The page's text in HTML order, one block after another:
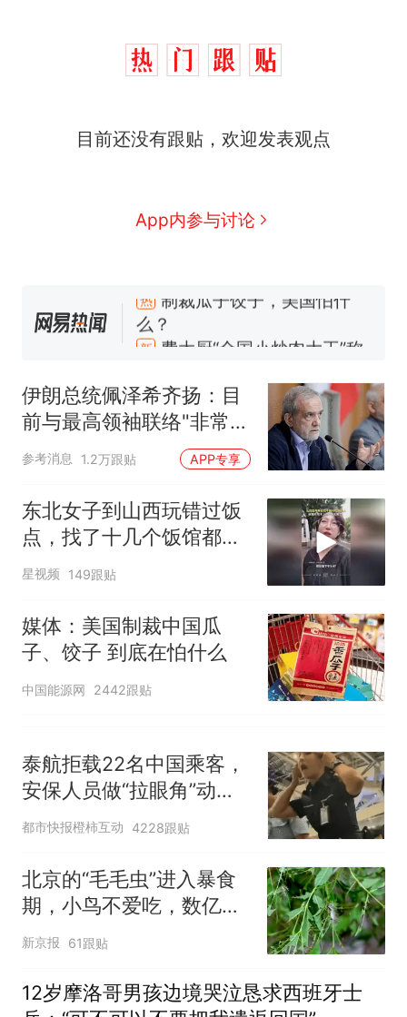
目前还没有跟贴，欢迎发表观点
App内参与讨论
新
费大厨“全国小炒肉大王”称
号，仅凭视频评出？中国烹饪
窝，原地守1天等它长大：挖了
140多朵
美国渔民钓获鲨鱼徒手将其拽
回大海 目击者直呼震惊 （视频
来源：参考消息）
笔试第一被第二名传话劝弃考
惊艳！字都飘起来了 博主在田
间创作“悬浮字” 网友：真·裸眼
制裁瓜子饺子，美国怕什
伊朗总统佩泽希齐扬：目
前与最高领袖联络"非常困
难"
参考消息 1.2万跟贴 APP专享
东北女子到山西玩错过饭
点，找了十几个饭馆都没
开门：午休到几点
星视频 149跟贴
媒体：美国制裁中国瓜
子、饺子 到底在怕什么
中国能源网 2442跟贴
泰航拒载22名中国乘客，
安保人员做“拉眼角”动
作，泰国机场最新回应：
拒绝登机决定由航司作
出；亲历者：曾承诺免费
改签但没兑现
都市快报橙柿互动 4228跟贴
北京的“毛毛虫”进入暴食
期，小鸟不爱吃，数亿头
小蜂迎战
新京报 61跟贴
12岁摩洛哥男孩边境哭泣恳求西班牙士